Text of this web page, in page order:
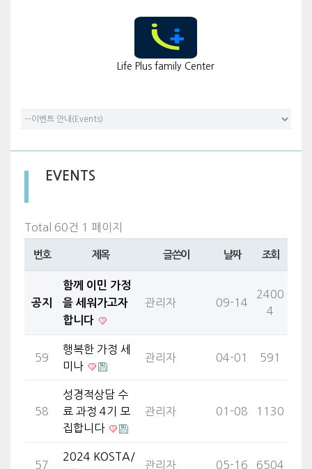
Life Plus family Center
EVENTS
Total 60건 1 페이지
번호 제목 글쓴이 날짜 조회
공지
함께 이민 가정
을 세워가고자
합니다
관리자 09-14
2400
4
59
행복한 가정 세
미나
관리자 04-01 591
58
성경적상담 수
료 과정 4기 모
집합니다
관리자 01-08 1130
57
2024 KOSTA/
관리자 05-16 6504